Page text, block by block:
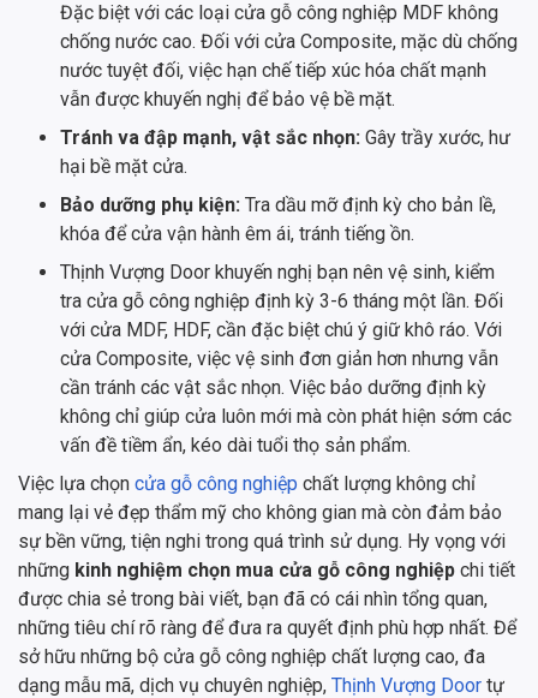
Đặc biệt với các loại cửa gỗ công nghiệp MDF không
chống nước cao. Đối với cửa Composite, mặc dù chống
nước tuyệt đối, việc hạn chế tiếp xúc hóa chất mạnh
vẫn được khuyến nghị để bảo vệ bề mặt.
Tránh va đập mạnh, vật sắc nhọn: Gây trầy xước, hư
hại bề mặt cửa.
Bảo dưỡng phụ kiện: Tra dầu mỡ định kỳ cho bản lề,
khóa để cửa vận hành êm ái, tránh tiếng ồn.
Thịnh Vượng Door khuyến nghị bạn nên vệ sinh, kiểm
tra cửa gỗ công nghiệp định kỳ 3-6 tháng một lần. Đối
với cửa MDF, HDF, cần đặc biệt chú ý giữ khô ráo. Với
cửa Composite, việc vệ sinh đơn giản hơn nhưng vẫn
cần tránh các vật sắc nhọn. Việc bảo dưỡng định kỳ
không chỉ giúp cửa luôn mới mà còn phát hiện sớm các
vấn đề tiềm ẩn, kéo dài tuổi thọ sản phẩm.
Việc lựa chọn cửa gỗ công nghiệp chất lượng không chỉ
mang lại vẻ đẹp thẩm mỹ cho không gian mà còn đảm bảo
sự bền vững, tiện nghi trong quá trình sử dụng. Hy vọng với
những kinh nghiệm chọn mua cửa gỗ công nghiệp chi tiết
được chia sẻ trong bài viết, bạn đã có cái nhìn tổng quan,
những tiêu chí rõ ràng để đưa ra quyết định phù hợp nhất. Để
sở hữu những bộ cửa gỗ công nghiệp chất lượng cao, đa
dạng mẫu mã, dịch vụ chuyên nghiệp, Thịnh Vượng Door tự